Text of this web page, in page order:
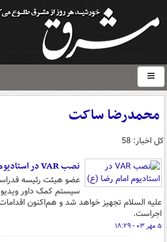
محمدرضا ساکت
کل اخبار: 58
نصب VAR در استادیوم امام رضا (ع)
عضو هیئت رئیسه
سیستم کمک داور
علیه السلام تجهیز خواهد شد و هم‌اکنون
اجراست.
۵ مهر ۰۳ - ۱۸:۲۹